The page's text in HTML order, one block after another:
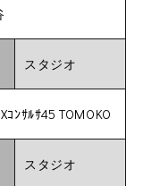
スタジオ
ﾝｻﾙｻ45 TOMOKO
スタジオ